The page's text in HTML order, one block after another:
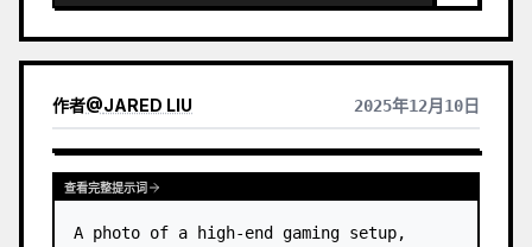
作者@JARED LIU 2025年12月10日
查看完整提示词
A photo of a high-end gaming setup,